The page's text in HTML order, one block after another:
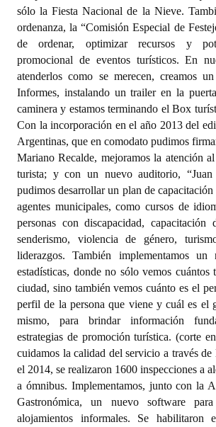
sólo la Fiesta Nacional de la Nieve.
ordenanza, la “Comisión Especial de
de ordenar, optimizar recursos y
promocional de eventos turísticos. En
atenderlos como se merecen, creamos
Informes, instalando un trailer en la
caminera y estamos terminando el Box
Con la incorporación en el año 2013 del
Argentinas, que en comodato pudimos
Mariano Recalde, mejoramos la atención
turista; y con un nuevo auditorio, “Juan
pudimos desarrollar un plan de
agentes municipales, como cursos de
personas con discapacidad,
senderismo, violencia de género,
liderazgos. También implementamos un
estadísticas, donde no sólo vemos cuántos
ciudad, sino también vemos cuánto es el
perfil de la persona que viene y cuál es el
mismo, para brindar información
estrategias de promoción turística. (corte
cuidamos la calidad del servicio a través
el 2014, se realizaron 1600 inspecciones a
a ómnibus. Implementamos, junto con la
Gastronómica, un nuevo software
alojamientos informales. Se habilitaron